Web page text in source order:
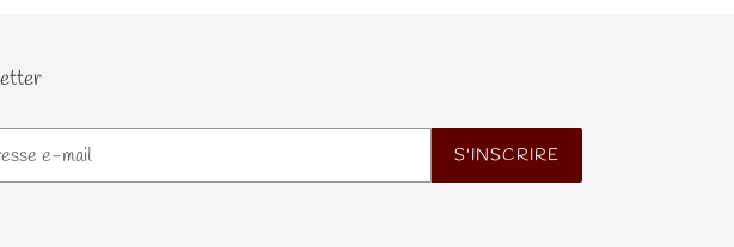
S'INSCRIRE